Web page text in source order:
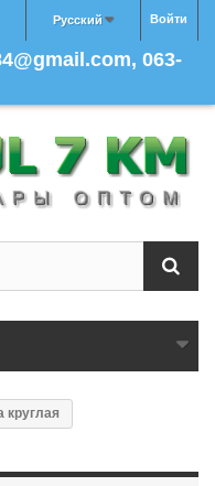
Войти
Русский
063-
круглая